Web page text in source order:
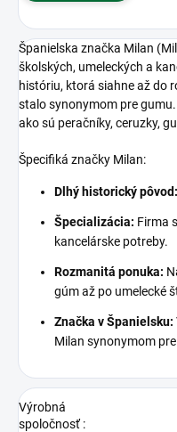
Španielska značka Milan
školských, umeleckých a
históriu, ktorá siahne až do
stalo synonymom pre gumu.
ako sú peračníky, ceruzky,
Špecifiká značky Milan:
Dlhý historický pôvod:
Špecializácia: Firma
kancelárske potreby.
Rozmanitá ponuka:
gúm až po umelecké
Značka v Španielsku:
Milan synonymom
Výrobná
spoločnosť: